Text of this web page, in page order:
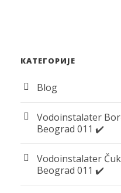
КАТЕГОРИЈЕ
Blog
Vodoinstalater
Beograd 011 ✔️
Vodoinstalater
Beograd 011 ✔️